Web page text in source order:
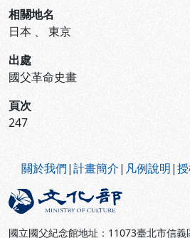
相關地名
日本 、 東京
出處
國父革命史畫
頁次
247
關於我們|計畫簡介| 凡例說明|
國立國父紀念館地址：11073臺北市信